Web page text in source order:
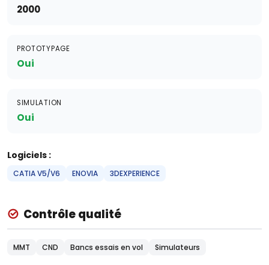
2000
PROTOTYPAGE
Oui
SIMULATION
Oui
Logiciels :
CATIA V5/V6 ENOVIA 3DEXPERIENCE
Contrôle qualité
MMT CND Bancs essais en vol Simulateurs